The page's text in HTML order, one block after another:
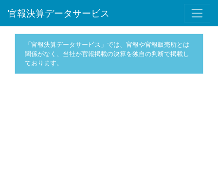
官報決算データサービス
「官報決算データサービス」では、官報や官報販売所とは
関係がなく、当社が官報掲載の決算を独自の判断で掲載し
ております。